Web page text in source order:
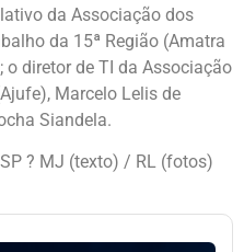
da Associação dos
da 15ª Região (Amatra
o diretor de TI da Associação
Marcelo Lelis de
Siandela.
? MJ (texto) / RL (fotos)